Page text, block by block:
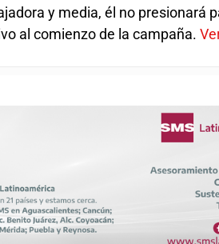
y media, él no presionará
al comienzo de la campaña.